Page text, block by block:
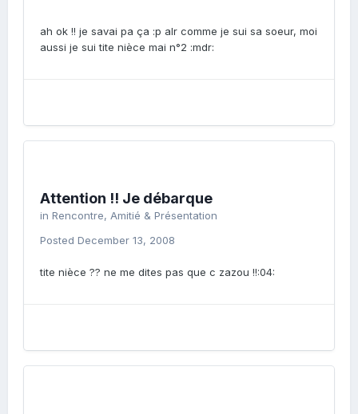
ah ok !! je savai pa ça :p alr comme je sui sa soeur, moi
aussi je sui tite nièce mai n°2 :mdr:
Attention !! Je débarque
in Rencontre, Amitié & Présentation
Posted December 13, 2008
tite nièce ?? ne me dites pas que c zazou !!:04: